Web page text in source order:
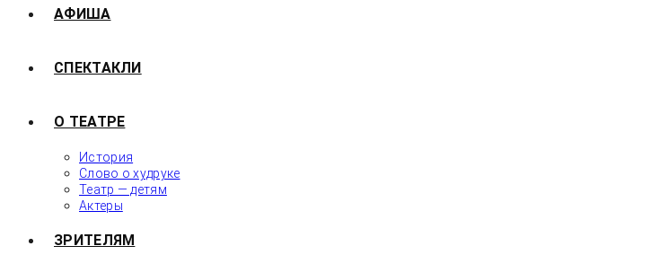
АФИША
СПЕКТАКЛИ
О ТЕАТРЕ
История
Слово о худруке
Театр — детям
Актеры
ЗРИТЕЛЯМ